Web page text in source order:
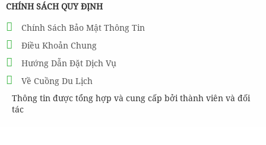
CHÍNH SÁCH QUY ĐỊNH
Chính Sách Bảo Mật Thông Tin
Điều Khoản Chung
Hướng Dẫn Đặt Dịch Vụ
Về Cuồng Du Lịch
Thông tin được tổng hợp và cung cấp bởi thành viên và đối
tác